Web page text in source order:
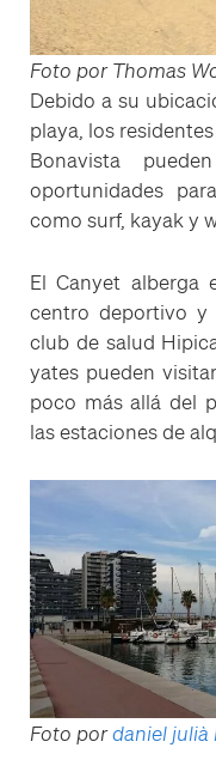
Foto por Thomas
Debido a su
playa, los
Bonavista
oportunidades
como surf, kayak y
El Canyet alberga
centro deportivo y
club de salud
yates pueden
poco más allá del
las estaciones de
Foto pordaniel julià